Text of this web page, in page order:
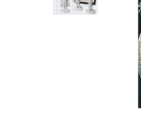
Miniaturi HEROCLIX